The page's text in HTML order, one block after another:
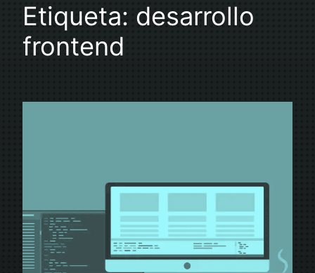
Etiqueta: desarrollo
frontend